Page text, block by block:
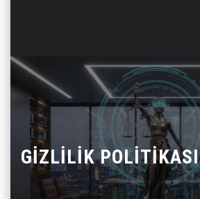
GIZLILIK POLITIKASI